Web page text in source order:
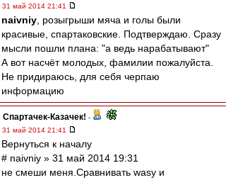
31 май 2014 21:41
naivniy , розыгрыши мяча и голы были
красивые, спартаковские. Подтверждаю. Сразу
мысли пошли плана: "а ведь нарабатывают"
А вот насчёт молодых, фамилии пожалуйста.
Не придираюсь, для себя черпаю
информацию
Спартачек-Казачек! -
31 май 2014 21:41
Вернуться к началу
# naivniy » 31 май 2014 19:31
не смеши меня.Сравнивать wasy и